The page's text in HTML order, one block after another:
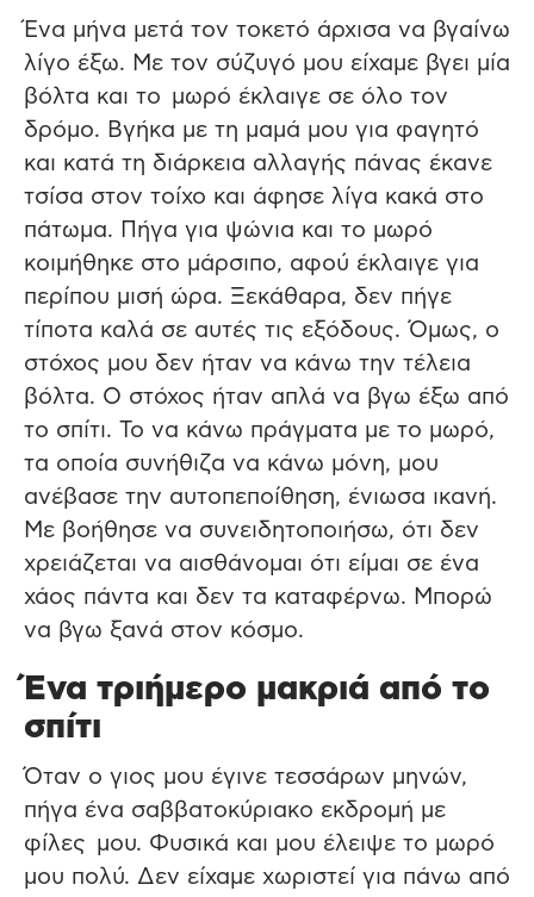
Ένα μήνα μετά τον τοκετό άρχισα να βγαίνω
λίγο έξω. Με τον σύζυγό μου είχαμε βγει μία
βόλτα και το μωρό έκλαιγε σε όλο τον
δρόμο. Βγήκα με τη μαμά μου για φαγητό
και κατά τη διάρκεια αλλαγής πάνας έκανε
τσίσα στον τοίχο και άφησε λίγα κακά στο
πάτωμα. Πήγα για ψώνια και το μωρό
κοιμήθηκε στο μάρσιπο, αφού έκλαιγε για
περίπου μισή ώρα. Ξεκάθαρα, δεν πήγε
τίποτα καλά σε αυτές τις εξόδους. Όμως, ο
στόχος μου δεν ήταν να κάνω την τέλεια
βόλτα. Ο στόχος ήταν απλά να βγω έξω από
το σπίτι. Το να κάνω πράγματα με το μωρό,
τα οποία συνήθιζα να κάνω μόνη, μου
ανέβασε την αυτοπεποίθηση, ένιωσα ικανή.
Με βοήθησε να συνειδητοποιήσω, ότι δεν
χρειάζεται να αισθάνομαι ότι είμαι σε ένα
χάος πάντα και δεν τα καταφέρνω. Μπορώ
να βγω ξανά στον κόσμο.
Ένα τριήμερο μακριά από το
σπίτι
Όταν ο γιος μου έγινε τεσσάρων μηνών,
πήγα ένα σαββατοκύριακο εκδρομή με
φίλες μου. Φυσικά και μου έλειψε το μωρό
μου πολύ. Δεν είχαμε χωριστεί για πάνω από